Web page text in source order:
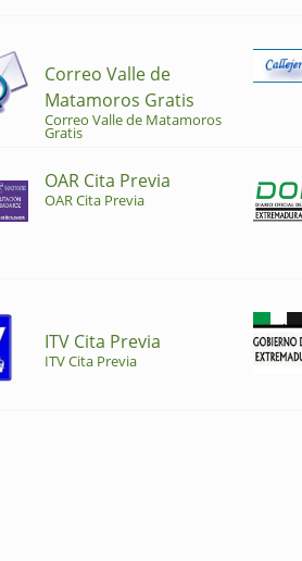
Correo Valle de
Matamoros Gratis
Correo Valle de Matamoros
Gratis
OAR Cita Previa
OAR Cita Previa
ITV Cita Previa
ITV Cita Previa